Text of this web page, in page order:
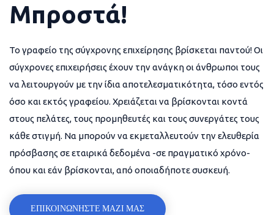
Μπροστά!
Το γραφείο της σύγχρονης επιχείρησης βρίσκεται παντού! Οι
σύγχρονες επιχειρήσεις έχουν την ανάγκη οι άνθρωποι τους
να λειτουργούν με την ίδια αποτελεσματικότητα, τόσο εντός
όσο και εκτός γραφείου. Χρειάζεται να βρίσκονται κοντά
στους πελάτες, τους προμηθευτές και τους συνεργάτες τους
κάθε στιγμή. Να μπορούν να εκμεταλλευτούν την ελευθερία
πρόσβασης σε εταιρικά δεδομένα -σε πραγματικό χρόνο-
όπου και εάν βρίσκονται, από οποιαδήποτε συσκευή.
ΕΠΙΚΟΙΝΩΝΗΣΤΕ ΜΑΖΙ ΜΑΣ